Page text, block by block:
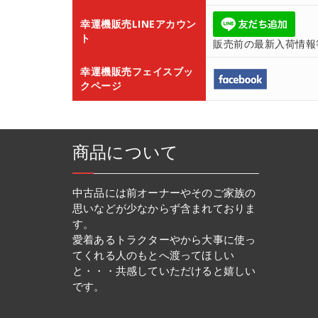
幸運機販売LINEアカウン
ト
販売前の最新入荷情報
幸運機販売フェイスブッ
クページ
商品について
中古品には前オーナーやそのご家族の
思いなどが少なからず含まれておりま
す。
愛着あるトラクターやから大事に使っ
てくれる人のもとへ渡ってほしい
と・・・共感していただけると嬉しい
です。